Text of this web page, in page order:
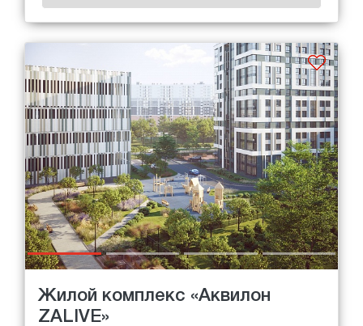
Жилой комплекс «Аквилон
ZALIVE»